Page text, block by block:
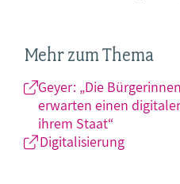
Mehr zum Thema
Geyer: „Die
erwarten einen
ihrem Staat“
Digitalisierung